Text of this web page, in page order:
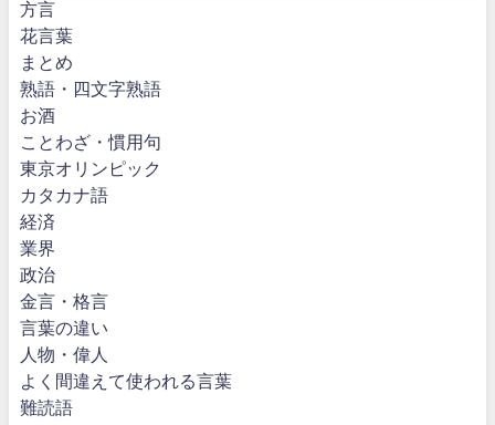
方言
花言葉
まとめ
熟語・四文字熟語
お酒
ことわざ・慣用句
東京オリンピック
カタカナ語
経済
業界
政治
金言・格言
言葉の違い
人物・偉人
よく間違えて使われる言葉
難読語